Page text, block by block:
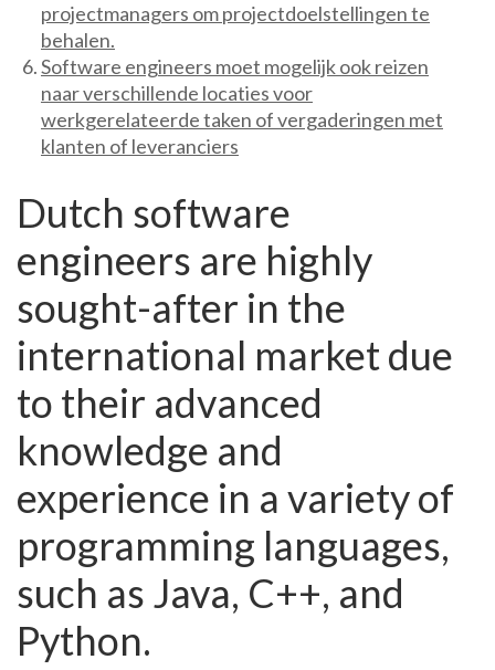
projectmanagers om projectdoelstellingen te
behalen.
Software engineers moet mogelijk ook reizen
naar verschillende locaties voor
werkgerelateerde taken of vergaderingen met
klanten of leveranciers
Dutch software
engineers are highly
sought-after in the
international market due
to their advanced
knowledge and
experience in a variety of
programming languages,
such as Java, C++, and
Python.